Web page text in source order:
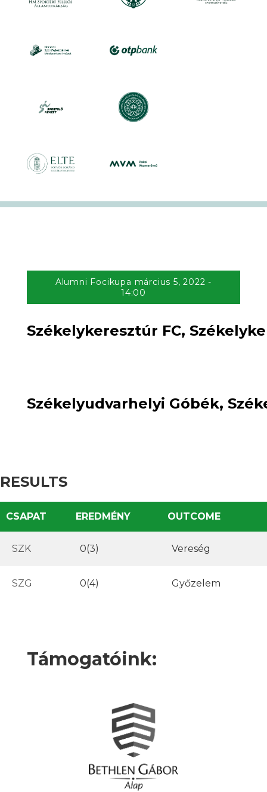
Alumni Focikupa március 5, 2022 -
14:00
Székelykeresztúr FC,
Székelyudvarhelyi Góbék,
RESULTS
CSAPAT EREDMÉNY OUTCOME
SZK 0(3) Vereség
SZG 0(4) Győzelem
Támogatóink: